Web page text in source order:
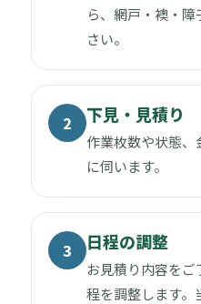
ら、網戸・襖・
さい。
2 下見・見積り
作業枚数や状態
に伺います。
3 日程の調整
お見積り内容を
程を調整します。